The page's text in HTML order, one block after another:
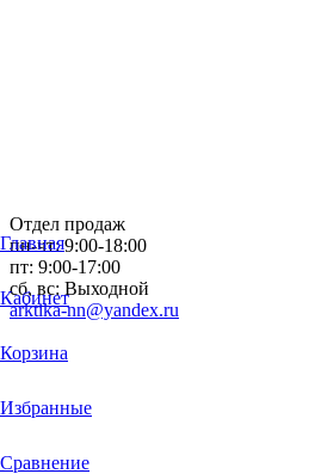
Отдел продаж
пн-чт: 9:00-18:00
пт: 9:00-17:00
сб, вс: Выходной
arktika-nn@yandex.ru
Главная
Кабинет
Корзина
Избранные
Сравнение